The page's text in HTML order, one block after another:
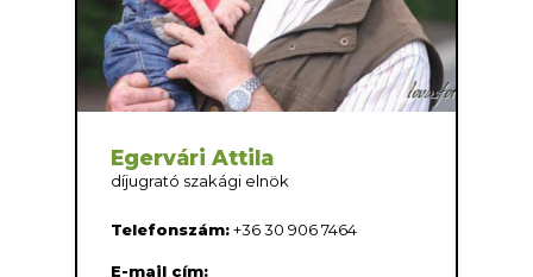
Egervári Attila
díjugrató szakági elnök
Telefonszám: +36 30 906 7464
E-mail cím: